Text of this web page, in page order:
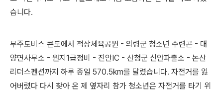
습니다.
무주토비스 콘도에서 적상체육공원 - 의령군 청소년 수련곤 - 대
양면사무소 - 원지1급정비 - 진안IC - 산청군 신안파출소 - 논산
리더스펜션까지 하루 종일 570.5km를 달렸습니다. 자전거를 잃
어버렸다 다시 찾아 온 제 옆자리 참가 청소년은 자전거를 타기 위